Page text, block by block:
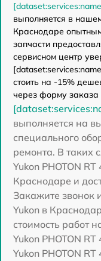
выполняется в
Краснодаре
запчасти
сервисном центр
стоить на -15%
через форму заказа
выполняется на
специального
ремонта. В таких
Yukon PHOTON
Краснодаре и
Закажите звонок
Yukon в
стоимость работ
Yukon PHOTON
Yukon PHOTON